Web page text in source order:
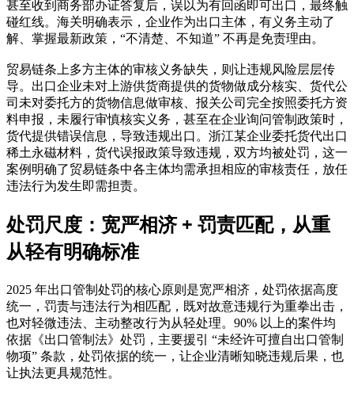
甚至收到商务部办证答复后，误以为有回函即可出口，最终触
碰红线。海关明确表示，企业作为出口主体，有义务主动了
解、掌握最新政策，“不清楚、不知道” 不再是免责理由。
贸易链条上多方主体的审核义务缺失 ，则让违规风险层层传
导。出口企业未对上游供货商提供的货物做成分核实、货代公
司未对委托方的货物信息做审核、报关公司完全按照委托方资
料申报，未履行审慎核实义务，甚至在企业询问管制政策时，
货代提供错误信息，导致违规出口。浙江某企业委托货代出口
稀土永磁材料，货代误报政策导致违规，双方均被处罚，这一
案例明确了贸易链条中各主体均需承担相应的审核责任，放任
违法行为发生即需担责。
处罚尺度：宽严相济 + 罚责匹配，从重
从轻有明确标准
2025 年出口管制处罚的核心原则是宽严相济 ，处罚依据高度
统一，罚责与违法行为相匹配，既对故意违规行为重拳出击，
也对轻微违法、主动整改行为从轻处理。90% 以上的案件均
依据《出口管制法》处罚，主要援引 “未经许可擅自出口管制
物项” 条款，处罚依据的统一，让企业清晰知晓违规后果，也
让执法更具规范性。